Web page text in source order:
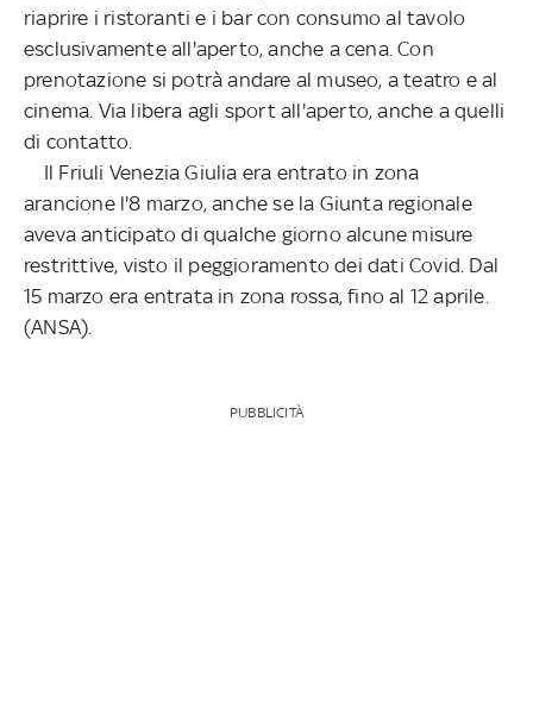
riaprire i ristoranti e i bar con consumo al tavolo
esclusivamente all'aperto, anche a cena. Con
prenotazione si potrà andare al museo, a teatro e al
cinema. Via libera agli sport all'aperto, anche a quelli
di contatto.
Il Friuli Venezia Giulia era entrato in zona
arancione l'8 marzo, anche se la Giunta regionale
aveva anticipato di qualche giorno alcune misure
restrittive, visto il peggioramento dei dati Covid. Dal
15 marzo era entrata in zona rossa, fino al 12 aprile.
(ANSA).
PUBBLICITÀ